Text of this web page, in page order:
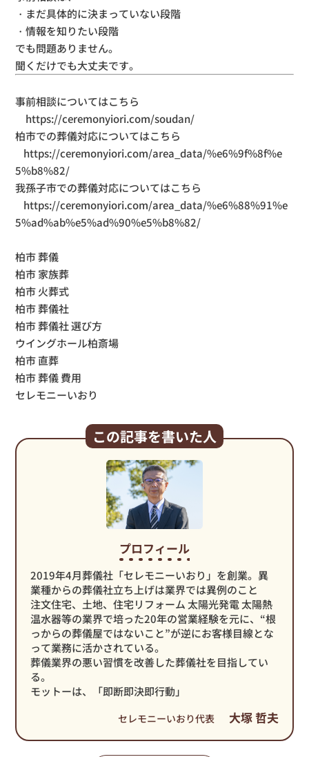
・まだ具体的に決まっていない段階
・情報を知りたい段階
でも問題ありません。
聞くだけでも大丈夫です。
事前相談についてはこちら
https://ceremonyiori.com/soudan/
柏市での葬儀対応についてはこちら
https://ceremonyiori.com/area_data/%e6%9f%8f%e
5%b8%82/
我孫子市での葬儀対応についてはこちら
https://ceremonyiori.com/area_data/%e6%88%91%e
5%ad%ab%e5%ad%90%e5%b8%82/
柏市 葬儀
柏市 家族葬
柏市 火葬式
柏市 葬儀社
柏市 葬儀社 選び方
ウイングホール柏斎場
柏市 直葬
柏市 葬儀 費用
セレモニーいおり
この記事を書いた人
プロフィール
2019年4月葬儀社「セレモニーいおり」を創業。異
業種からの葬儀社立ち上げは業界では異例のこと
注文住宅、土地、住宅リフォーム 太陽光発電 太陽熱
温水器等の業界で培った20年の営業経験を元に、“根
っからの葬儀屋ではないこと”が逆にお客様目線とな
って業務に活かされている。
葬儀業界の悪い習慣を改善した葬儀社を目指してい
る。
モットーは、「即断即決即行動」
セレモニーいおり代表 大塚 哲夫